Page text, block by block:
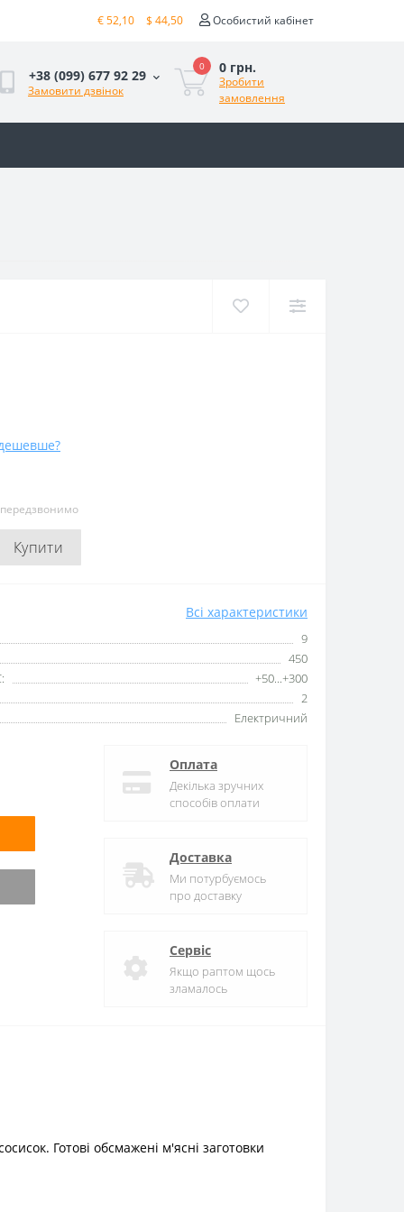
€ 52,10 $ 44,50 Особистий кабінет
+38 (099) 677 92 29
Замовити дзвінок
0 0 грн.
Зробити
замовлення
Купити
Всі характеристики
9
450
+50...+300
2
Електричний
Оплата
Декілька зручних
способів оплати
Доставка
Ми потурбуємось
про доставку
Сервіс
Якщо раптом щось
зламалось
Готові обсмажені м'ясні заготовки